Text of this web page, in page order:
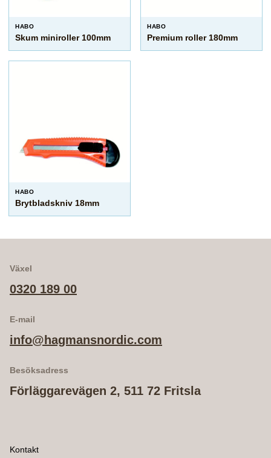
HABO
Skum miniroller 100mm
HABO
Premium roller 180mm
HABO
Brytbladskniv 18mm
Växel
0320 189 00
E-mail
info@hagmansnordic.com
Besöksadress
Förläggarevägen 2, 511 72 Fritsla
Kontakt